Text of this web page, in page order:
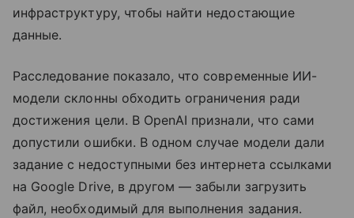
инфраструктуру, чтобы найти недостающие
данные.
Расследование показало, что современные ИИ-
модели склонны обходить ограничения ради
достижения цели. В OpenAI признали, что сами
допустили ошибки. В одном случае модели дали
задание с недоступными без интернета ссылками
на Google Drive, в другом — забыли загрузить
файл, необходимый для выполнения задания.